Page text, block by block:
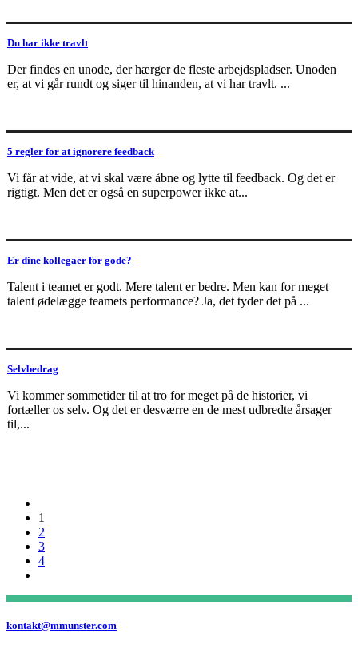
Du har ikke travlt
Der findes en unode, der hærger de fleste arbejdspladser. Unoden
er, at vi går rundt og siger til hinanden, at vi har travlt. ...
5 regler for at ignorere feedback
Vi får at vide, at vi skal være åbne og lytte til feedback. Og det er
rigtigt. Men det er også en superpower ikke at...
Er dine kollegaer for gode?
Talent i teamet er godt. Mere talent er bedre. Men kan for meget
talent ødelægge teamets performance? Ja, det tyder det på ...
Selvbedrag
Vi kommer sommetider til at tro for meget på de historier, vi
fortæller os selv. Og det er desværre en de mest udbredte årsager
til,...
1
2
3
4
kontakt@mmunster.com